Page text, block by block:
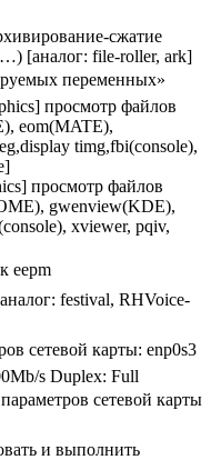
сжатие
…) [аналог: file-roller, ark]
переменных»
просмотр файлов
eom(MATE),
timg,fbi(console),
просмотр файлов
gwenview(KDE),
xviewer, pqiv,
eepm
festival, RHVoice-
сетевой карты: enp0s3
s Duplex: Full
сетевой карты
и выполнить